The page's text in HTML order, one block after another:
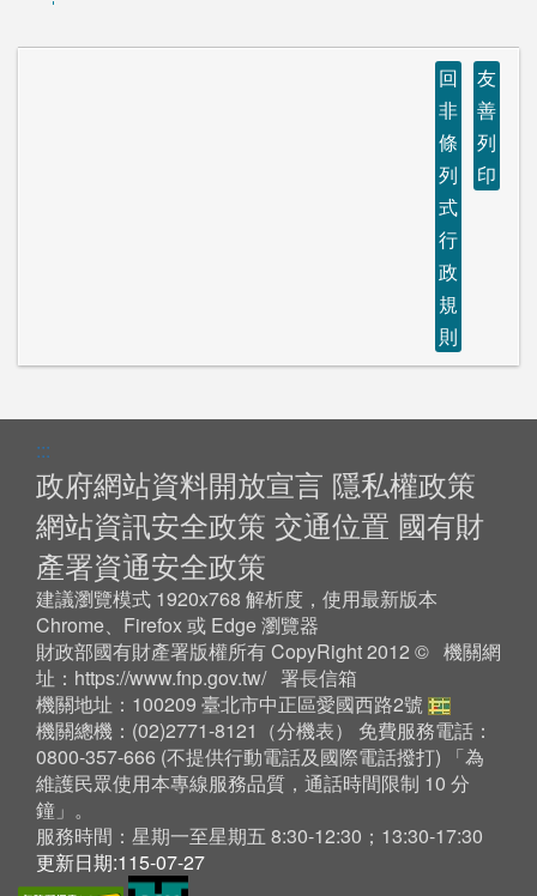
回
非
條
列
式
行
政
規
則
友
善
列
印
:::
政府網站資料開放宣言 隱私權政策
網站資訊安全政策 交通位置 國有財
產署資通安全政策
建議瀏覽模式 1920x768 解析度，使用最新版本
Chrome、Firefox 或 Edge 瀏覽器
財政部國有財產署版權所有 CopyRight 2012 © 機關網
址： https://www.fnp.gov.tw/ 署長信箱
機關地址：100209 臺北市中正區愛國西路2號
機關總機：(02)2771-8121（分機表） 免費服務電話：
0800-357-666 (不提供行動電話及國際電話撥打) 「為
維護民眾使用本專線服務品質，通話時間限制 10 分
鐘」。
服務時間：星期一至星期五 8:30-12:30；13:30-17:30
更新日期:115-07-27